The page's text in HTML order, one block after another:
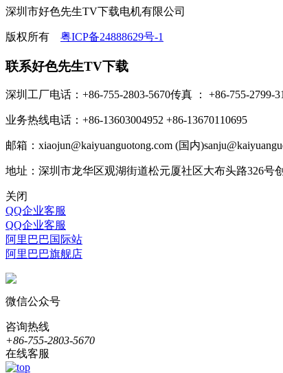
深圳市好色先生TV下载电机有限公司
版权所有 粤ICP备24888629号-1
联系好色先生TV下载
深圳工厂电话：+86-755-2803-5670传真 ： +86-755-2799-
业务热线电话：+86-13603004952 +86-13670110695
邮箱：xiaojun@kaiyuanguotong.com (国内)
地址：深圳市龙华区观湖街道松元厦社区大布头路326号
关闭
QQ企业客服
QQ企业客服
阿里巴巴国际站
阿里巴巴旗舰店
微信公众号
咨询热线
+86-755-2803-5670
在线客服